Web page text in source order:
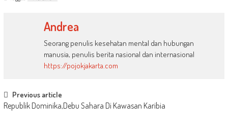
Andrea
Seorang penulis kesehatan mental dan hubungan
manusia, penulis berita nasional dan internasional
https://pojokjakarta.com
Post
navigation
Previous article
Republik Dominika,Debu Sahara Di Kawasan Karibia